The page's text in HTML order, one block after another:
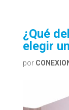
¿Qué
elegir
por